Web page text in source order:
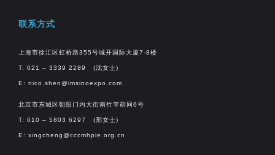
联系方式
上海市徐汇区虹桥路355号城开国际大厦7-8楼
T: 021 – 3339 2289 (沈女士)
E: nico.shen@imsinoexpo.com
北京市东城区朝阳门内大街南竹竿胡同6号
T: 010 – 5803 6297 (邢女士)
E: xingcheng@cccmhpie.org.cn